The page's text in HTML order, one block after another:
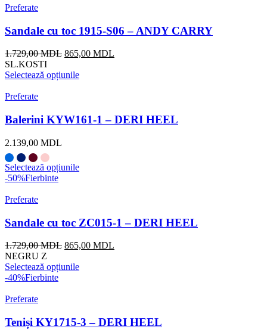
Preferate
Sandale cu toc 1915-S06 – ANDY CARRY
1.729,00MDL Prețul
a
865,00 MDL
SL.KOSTI
Selectează opțiunile
Preferate
Balerini KYW161-1 – DERI HEEL
2.139,00 MDL
Selectează opțiunile
-50%Fierbinte
Preferate
Sandale cu toc ZC015-1 – DERI HEEL
1.729,00MDL Prețul
a
865,00 MDL
NEGRU Z
Selectează opțiunile
-40%Fierbinte
Preferate
Teniși KY1715-3 – DERI HEEL